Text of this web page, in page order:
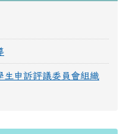
生申訴評議委員會組織